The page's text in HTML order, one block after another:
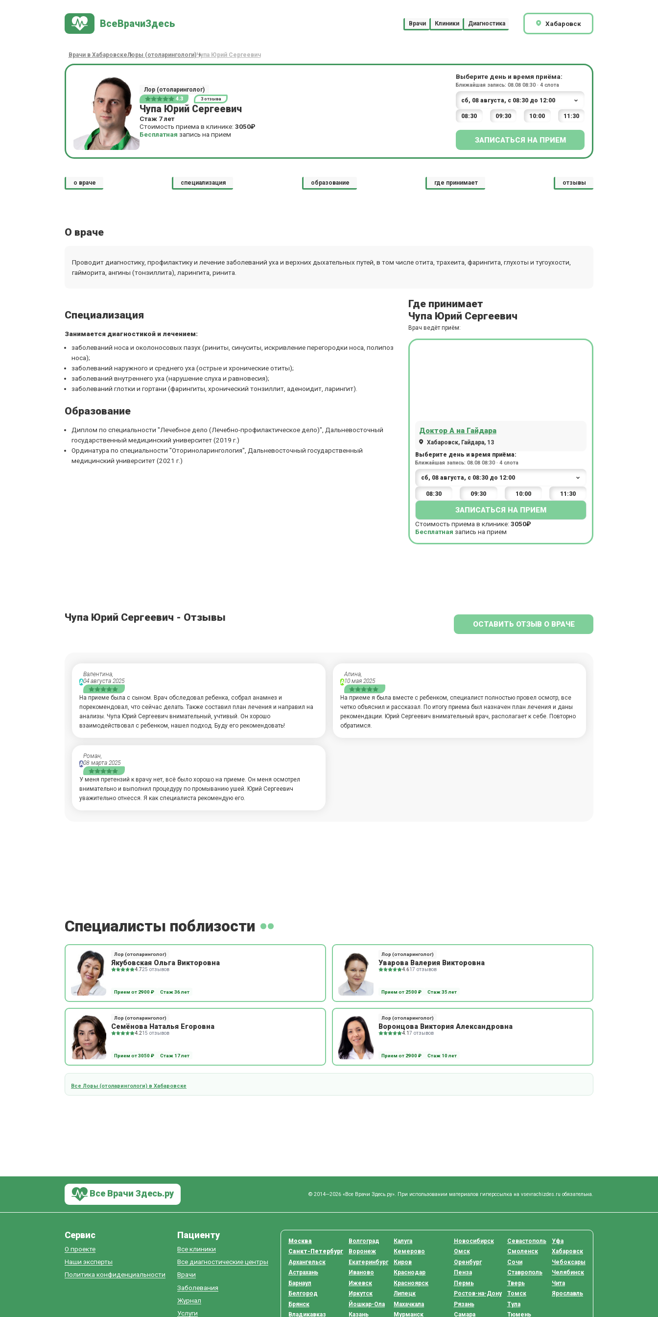
ВсеВрачиЗдесь Врачи Клиники Диагностика Хабаровск
Врачи в ХабаровскеЛоры (отоларингологи)Чупа Юрий Сергеевич
Лор (отоларинголог)
4.3 3 отзыва
Чупа Юрий Сергеевич
Стаж 7 лет
Стоимость приема в клинике: 3050₽
Бесплатная запись на прием
Выберите день и время приёма:
Ближайшая запись: 08.08 08:30 · 4 слота
08:30 09:30 10:00 11:30
ЗАПИСАТЬСЯ НА ПРИЕМ
о враче специализация образование где принимает отзывы
О враче
Проводит диагностику, профилактику и лечение заболеваний уха и верхних дыхательных путей, в том числе отита, трахеита, фарингита, глухоты и тугоухости,
гайморита, ангины (тонзиллита), ларингита, ринита.
Специализация
Занимается диагностикой и лечением:
заболеваний носа и околоносовых пазух (риниты, синуситы, искривление перегородки носа, полипоз
носа);
заболеваний наружного и среднего уха (острые и хронические отиты);
заболеваний внутреннего уха (нарушение слуха и равновесия);
заболеваний глотки и гортани (фарингиты, хронический тонзиллит, аденоидит, ларингит).
Образование
Диплом по специальности "Лечебное дело (Лечебно-профилактическое дело)", Дальневосточный
государственный медицинский университет (2019 г.)
Ординатура по специальности "Оториноларингология", Дальневосточный государственный
медицинский университет (2021 г.)
Где принимает
Чупа Юрий Сергеевич
Врач ведёт приём:
Доктор А на Гайдара
Хабаровск, Гайдара, 13
Выберите день и время приёма:
Ближайшая запись: 08.08 08:30 · 4 слота
08:30 09:30 10:00 11:30
ЗАПИСАТЬСЯ НА ПРИЕМ
Стоимость приема в клинике:3050₽
Бесплатная запись на прием
Чупа Юрий Сергеевич - Отзывы
ОСТАВИТЬ ОТЗЫВ О ВРАЧЕ
А
Валентина,
04 августа 2025
На приеме была с сыном. Врач обследовал ребенка, собрал анамнез и
порекомендовал, что сейчас делать. Также составил план лечения и направил на
анализы. Чупа Юрий Сергеевич внимательный, учтивый. Он хорошо
взаимодействовал с ребенком, нашел подход. Буду его рекомендовать!
А
Алина,
10 мая 2025
На приеме я была вместе с ребенком, специалист полностью провел осмотр, все
четко объяснил и рассказал. По итогу приема был назначен план лечения и даны
рекомендации. Юрий Сергеевич внимательный врач, располагает к себе. Повторно
обратимся.
А
Роман,
08 марта 2025
У меня претензий к врачу нет, всё было хорошо на приеме. Он меня осмотрел
внимательно и выполнил процедуру по промыванию ушей. Юрий Сергеевич
уважительно отнесся. Я как специалиста рекомендую его.
Специалисты поблизости
Лор (отоларинголог)
Якубовская Ольга Викторовна
4.725 отзывов
Прием от 2900 ₽ Стаж 36 лет
Лор (отоларинголог)
Уварова Валерия Викторовна
4.617 отзывов
Прием от 2500 ₽ Стаж 35 лет
Лор (отоларинголог)
Семёнова Наталья Егоровна
4.215 отзывов
Прием от 3050 ₽ Стаж 17 лет
Лор (отоларинголог)
Воронцова Виктория Александровна
4.1 7 отзывов
Прием от 2900 ₽ Стаж 10 лет
Все Лоры (отоларингологи) в Хабаровске
Все Врачи Здесь.ру © 2014—2026 «Все Врачи Здесь.ру». При использовании материалов гиперссылка на vsevrachizdes.ru обязательна.
Сервис
О проекте
Наши эксперты
Политика конфиденциальности
Пациенту
Все клиники
Все диагностические центры
Врачи
Заболевания
Журнал
Услуги
Москва
Санкт-Петербург
Архангельск
Астрахань
Барнаул
Белгород
Брянск
Владикавказ
Волгоград
Воронеж
Екатеринбург
Иваново
Ижевск
Иркутск
Йошкар-Ола
Казань
Калуга
Кемерово
Киров
Краснодар
Красноярск
Липецк
Махачкала
Мурманск
Новосибирск
Омск
Оренбург
Пенза
Пермь
Ростов-на-Дону
Рязань
Самара
Севастополь
Смоленск
Сочи
Ставрополь
Тверь
Томск
Тула
Тюмень
Уфа
Хабаровск
Чебоксары
Челябинск
Чита
Ярославль